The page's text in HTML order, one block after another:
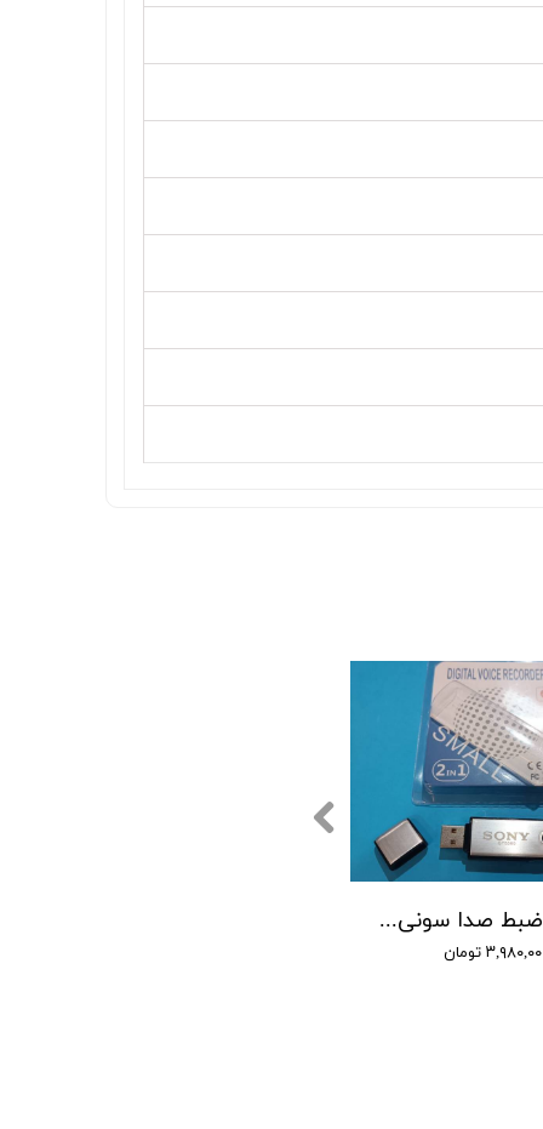
دستگاه ضبط صدا سونی مدل SONY 5560 - حافظه 16 گیگابایت
تومان